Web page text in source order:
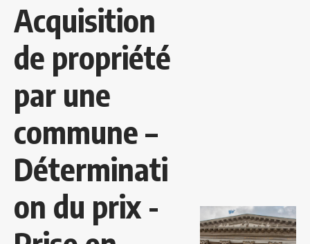
Acquisition
de propriété
par une
commune –
Déterminati
on du prix -